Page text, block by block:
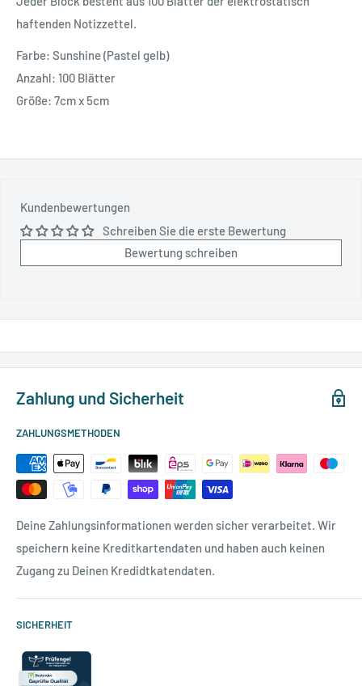
haftenden Notizzettel.
Farbe: Sunshine (Pastel gelb)
Anzahl: 100 Blätter
Größe: 7cm x 5cm
Kundenbewertungen
Schreiben Sie die erste Bewertung
Bewertung schreiben
Zahlung und Sicherheit
ZAHLUNGSMETHODEN
Deine Zahlungsinformationen werden sicher verarbeitet. Wir
speichern keine Kreditkartendaten und haben auch keinen
Zugang zu Deinen Kredidtkatendaten.
SICHERHEIT